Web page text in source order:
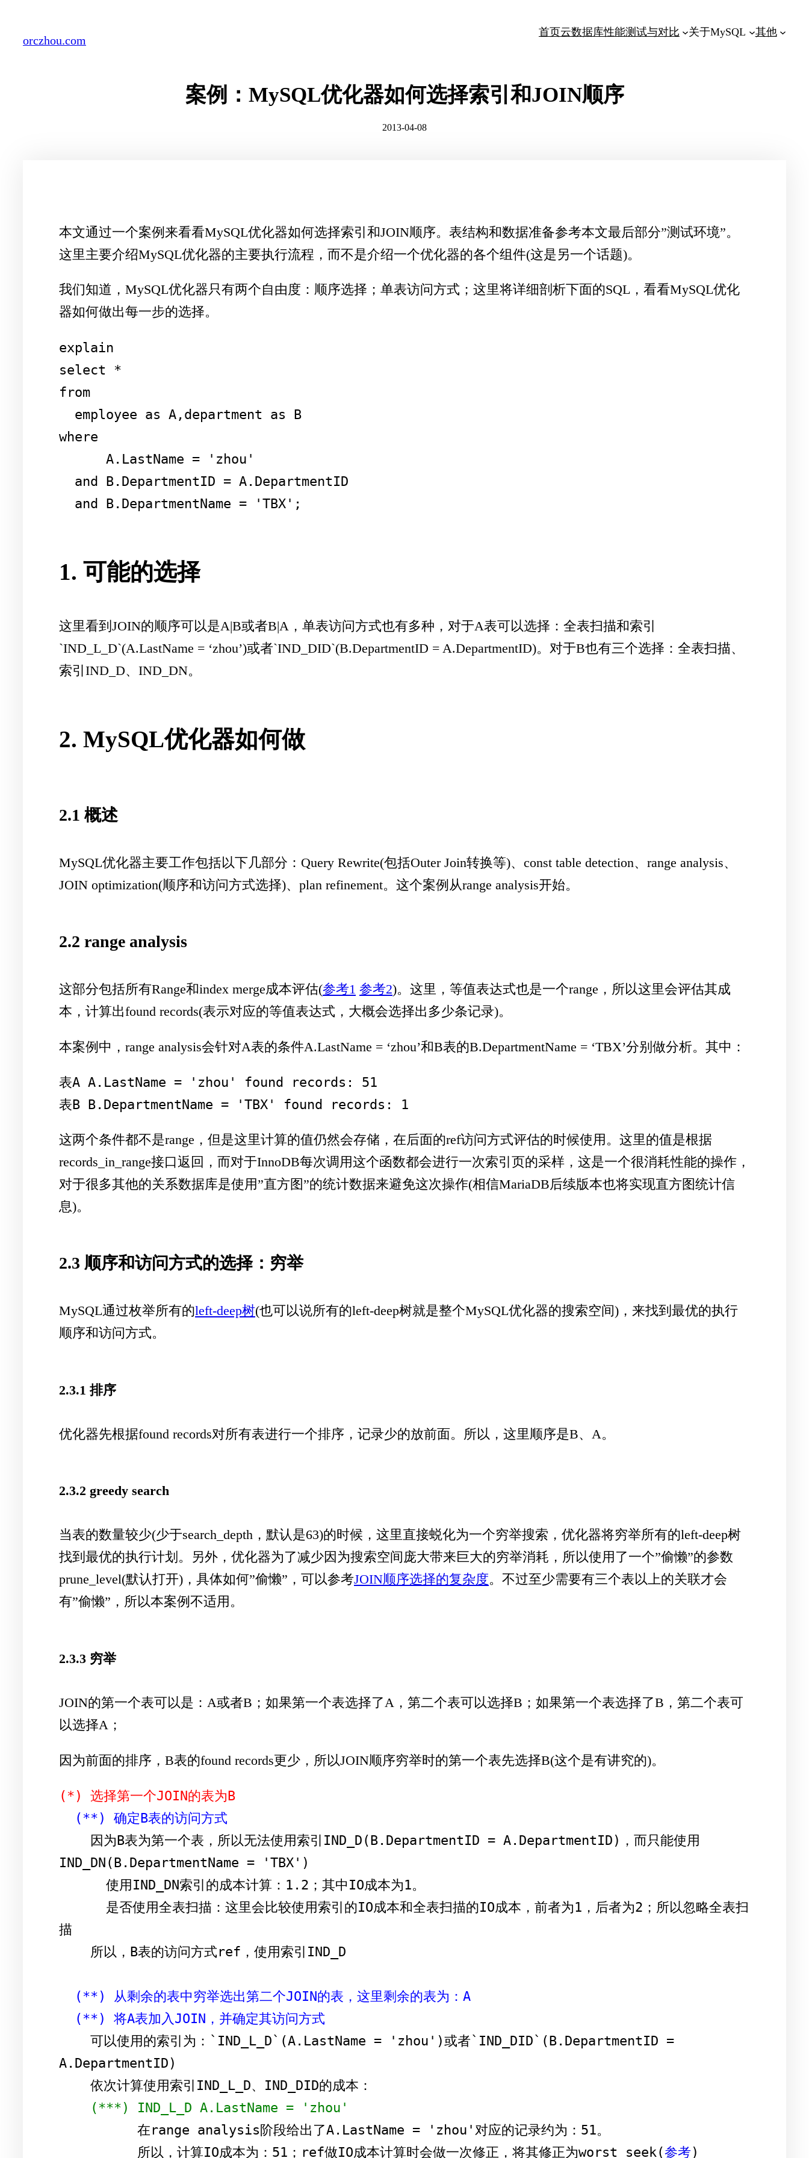
orczhou.com
首页云数据库性能测试与对比 关于MySQL 其他
案例：MySQL优化器如何选择索引和JOIN顺序
2013-04-08
本文通过一个案例来看看MySQL优化器如何选择索引和JOIN顺序。表结构和数据准备参考本文最后部分”测试环境”。
这里主要介绍MySQL优化器的主要执行流程，而不是介绍一个优化器的各个组件(这是另一个话题)。
我们知道，MySQL优化器只有两个自由度：顺序选择；单表访问方式；这里将详细剖析下面的SQL，看看MySQL优化
器如何做出每一步的选择。
explain
select *
from
where
  and B.DepartmentName = 'TBX';
1. 可能的选择
这里看到JOIN的顺序可以是A|B或者B|A，单表访问方式也有多种，对于A表可以选择：全表扫描和索引
`IND_L_D`(A.LastName = ‘zhou’)或者`IND_DID`(B.DepartmentID = A.DepartmentID)。对于B也有三个选择：全表扫描、
索引IND_D、IND_DN。
2. MySQL优化器如何做
2.1 概述
MySQL优化器主要工作包括以下几部分：Query Rewrite(包括Outer Join转换等)、const table detection、range analysis、
JOIN optimization(顺序和访问方式选择)、plan refinement。这个案例从range analysis开始。
2.2 range analysis
这部分包括所有Range和index merge成本评估(参考1 参考2)。这里，等值表达式也是一个range，所以这里会评估其成
本，计算出found records(表示对应的等值表达式，大概会选择出多少条记录)。
本案例中，range analysis会针对A表的条件A.LastName = ‘zhou’和B表的B.DepartmentName = ‘TBX’分别做分析。其中：
表A A.LastName = 'zhou' found records: 51
表B B.DepartmentName = 'TBX' found records: 1
这两个条件都不是range，但是这里计算的值仍然会存储，在后面的ref访问方式评估的时候使用。这里的值是根据
records_in_range接口返回，而对于InnoDB每次调用这个函数都会进行一次索引页的采样，这是一个很消耗性能的操作，
对于很多其他的关系数据库是使用”直方图”的统计数据来避免这次操作(相信MariaDB后续版本也将实现直方图统计信
息)。
2.3 顺序和访问方式的选择：穷举
MySQL通过枚举所有的left-deep树(也可以说所有的left-deep树就是整个MySQL优化器的搜索空间)，来找到最优的执行
顺序和访问方式。
2.3.1 排序
优化器先根据found records对所有表进行一个排序，记录少的放前面。所以，这里顺序是B、A。
2.3.2 greedy search
当表的数量较少(少于search_depth，默认是63)的时候，这里直接蜕化为一个穷举搜索，优化器将穷举所有的left-deep树
找到最优的执行计划。另外，优化器为了减少因为搜索空间庞大带来巨大的穷举消耗，所以使用了一个”偷懒”的参数
prune_level(默认打开)，具体如何”偷懒”，可以参考JOIN顺序选择的复杂度。不过至少需要有三个表以上的关联才会
有”偷懒”，所以本案例不适用。
2.3.3 穷举
JOIN的第一个表可以是：A或者B；如果第一个表选择了A，第二个表可以选择B；如果第一个表选择了B，第二个表可
以选择A；
因为前面的排序，B表的found records更少，所以JOIN顺序穷举时的第一个表先选择B(这个是有讲究的)。
(*) 选择第一个JOIN的表为B
(**) 确定B表的访问方式
IND_DN(B.DepartmentName = 'TBX')
描
(**) 从剩余的表中穷举选出第二个JOIN的表，这里剩余的表为：A
(**) 将A表加入JOIN，并确定其访问方式
A.DepartmentID)
(***) IND_L_D A.LastName = 'zhou'
          所以，计算IO成本为：51；ref做IO成本计算时会做一次修正，将其修正为worst_seek(
参考 )